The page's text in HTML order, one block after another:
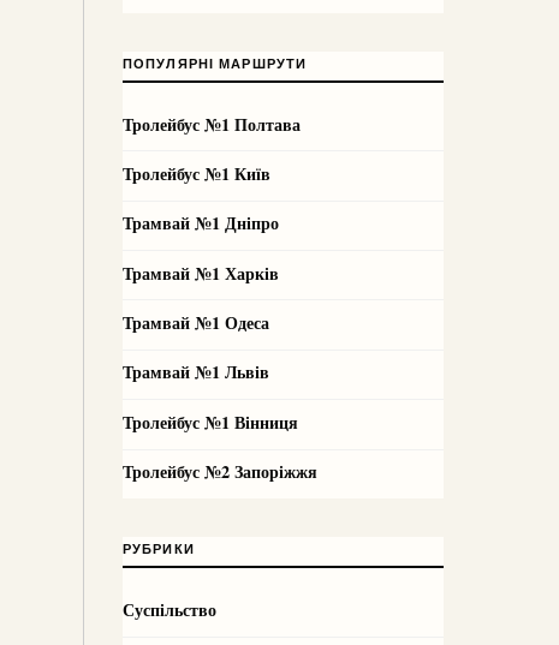
ПОПУЛЯРНІ МАРШРУТИ
Тролейбус №1 Полтава
Тролейбус №1 Київ
Трамвай №1 Дніпро
Трамвай №1 Харків
Трамвай №1 Одеса
Трамвай №1 Львів
Тролейбус №1 Вінниця
Тролейбус №2 Запоріжжя
РУБРИКИ
Суспільство